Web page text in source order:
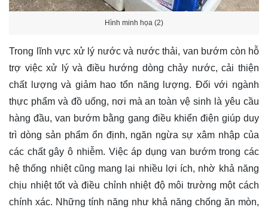
Hình minh họa (2)
Trong lĩnh vực xử lý nước và nước thải, van bướm còn hỗ
trợ việc xử lý và điều hướng dòng chảy nước, cải thiện
chất lượng và giảm hao tổn năng lượng. Đối với ngành
thực phẩm và đồ uống, nơi mà an toàn vệ sinh là yêu cầu
hàng đầu, van bướm bằng gang điều khiển điện giúp duy
trì dòng sản phẩm ổn định, ngăn ngừa sự xâm nhập của
các chất gây ô nhiễm. Việc áp dụng van bướm trong các
hệ thống nhiệt cũng mang lại nhiều lợi ích, nhờ khả năng
chịu nhiệt tốt và điều chỉnh nhiệt độ môi trường một cách
chính xác. Những tính năng như khả năng chống ăn mòn,